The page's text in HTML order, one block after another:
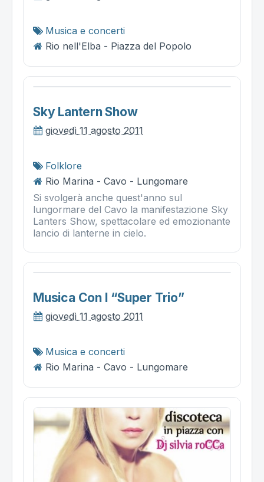
Musica e concerti
Rio nell'Elba - Piazza del Popolo
Sky Lantern Show
giovedì 11 agosto 2011
Folklore
Rio Marina - Cavo - Lungomare
Si svolgerà anche quest'anno sul
lungormare del Cavo la manifestazione Sky
Lanters Show, spettacolare ed emozionante
lancio di lanterne in cielo.
Musica Con I “super Trio”
giovedì 11 agosto 2011
Musica e concerti
Rio Marina - Cavo - Lungomare